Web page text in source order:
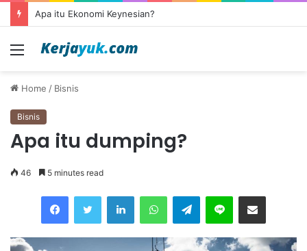
Apa itu outsourcing?
Menu
Home / Bisnis
Bisnis
Apa itu dumping?
46 5 minutes read
Telegram